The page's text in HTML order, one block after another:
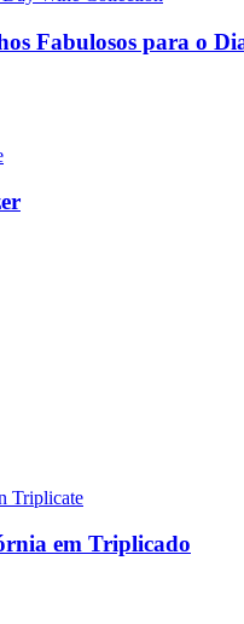
Fabulosos para o
em Triplicado